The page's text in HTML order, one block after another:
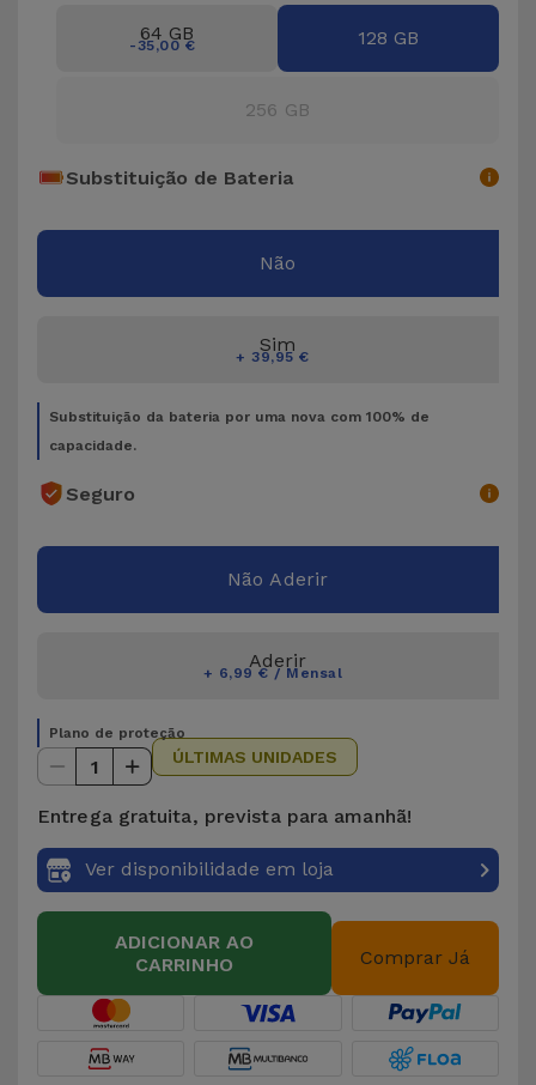
Acessórios
tudo
64 GB
-35,00 € 128 GB
256 GB
Substituição de Bateria
Não
Sim
+ 39,95 €
Substituição da bateria por uma nova com 100% de
capacidade.
Seguro
Não Aderir
Aderir
+ 6,99 € / Mensal
Plano de proteção
1 ÚLTIMAS UNIDADES
Entrega gratuita, prevista para amanhã!
Ver disponibilidade em loja
ADICIONAR AO
CARRINHO
Comprar Já